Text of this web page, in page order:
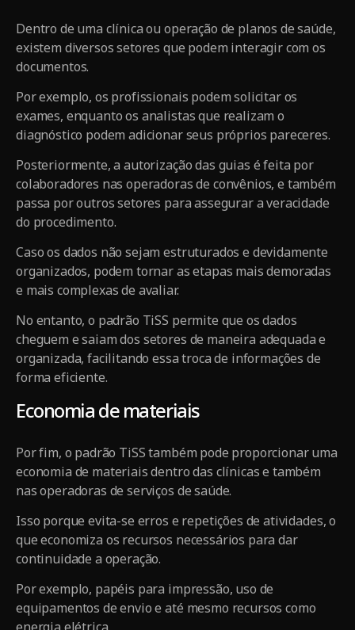
Dentro de uma clínica ou operação de planos de saúde,
existem diversos setores que podem interagir com os
documentos.
Por exemplo, os profissionais podem solicitar os
exames, enquanto os analistas que realizam o
diagnóstico podem adicionar seus próprios pareceres.
Posteriormente, a autorização das guias é feita por
colaboradores nas operadoras de convênios, e também
passa por outros setores para assegurar a veracidade
do procedimento.
Caso os dados não sejam estruturados e devidamente
organizados, podem tornar as etapas mais demoradas
e mais complexas de avaliar.
No entanto, o padrão TiSS permite que os dados
cheguem e saiam dos setores de maneira adequada e
organizada, facilitando essa troca de informações de
forma eficiente.
Economia de materiais
Por fim, o padrão TiSS também pode proporcionar uma
economia de materiais dentro das clínicas e também
nas operadoras de serviços de saúde.
Isso porque evita-se erros e repetições de atividades, o
que economiza os recursos necessários para dar
continuidade a operação.
Por exemplo, papéis para impressão, uso de
equipamentos de envio e até mesmo recursos como
energia elétrica.